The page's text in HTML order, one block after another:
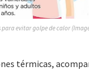
para evitar golpe de calor
térmicas,